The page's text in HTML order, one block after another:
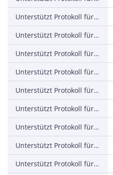
Unterstützt Protokoll für ASI
Unterstützt Protokoll für KNX
Unterstützt Protokoll für Modbus
Unterstützt Protokoll für Data-Highway
Unterstützt Protokoll für DeviceNet
Unterstützt Protokoll für SUCONET
Unterstützt Protokoll für LON
Unterstützt Protokoll für PROFINET IO
Unterstützt Protokoll für PROFINET CBA